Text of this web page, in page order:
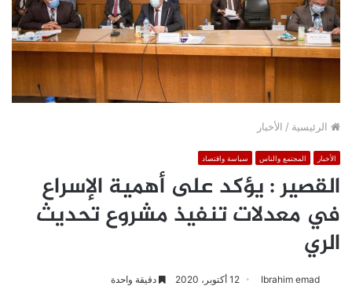
الرئيسية / الأخبار
الأخبار المجتمع والناس سياسة واقتصاد
القصير : يؤكد على أهمية الإسراع
في معدلات تنفيذ مشروع تحديث
الري
Ibrahim emad 12 أكتوبر، 2020 دقيقة واحدة